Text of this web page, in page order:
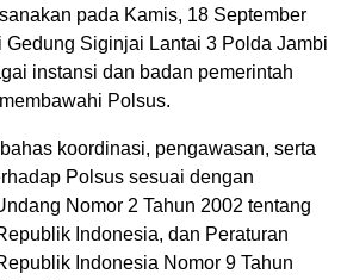
pada Kamis, 18 September
Gedung Siginjai Lantai 3 Polda Jambi
instansi dan badan pemerintah
Polsus.
koordinasi, pengawasan, serta
Polsus sesuai dengan
Nomor 2 Tahun 2002 tentang
Indonesia, dan Peraturan
Indonesia Nomor 9 Tahun